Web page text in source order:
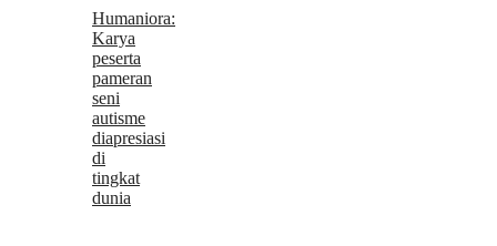
Humaniora:
Karya
peserta
pameran
seni
autisme
diapresiasi
di
tingkat
dunia